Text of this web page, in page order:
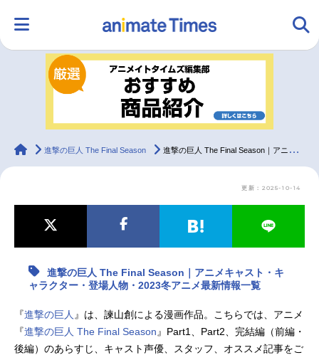
ランキング アニメ
ラジオ
最新記事一覧
アニメ記事一覧 声優記事一覧
アニメ映画一覧 実写化映画一覧
animateTimes
進撃の巨人 The Final Season 進撃の巨人 The Final Season｜アニメキャスト・キャラクター・登場人物・2023冬アニメ最新情報一覧
更新：2025-10-14
進撃の巨人 The Final Season｜アニメキャスト・キ
ャラクター・登場人物・2023冬アニメ最新情報一覧
『進撃の巨人 』は、諫山創による漫画作品。こちらでは、アニメ
『進撃の巨人 The Final Season 』Part1、Part2、完結編（前編・
後編）のあらすじ、キャスト声優、スタッフ、オススメ記事をご